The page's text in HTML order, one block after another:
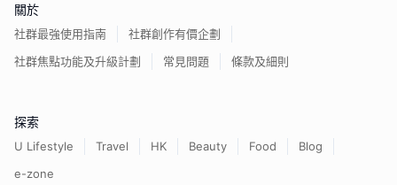
關於
社群最強使用指南
社群創作有價企劃
社群焦點功能及升級計劃
常見問題 條款及細則
探索
U Lifestyle Travel HK Beauty Food
Blog
e-zone